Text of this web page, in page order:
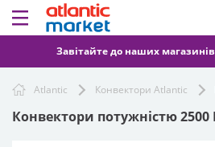
Завітайте до наших
Atlantic Конвектори Atlantic
Конвектори потужністю 2500